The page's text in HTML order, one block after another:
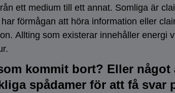
ett medium till ett annat. Somliga är
förmågan att höra information eller
Allting som existerar innehåller energi
kommit bort? Eller något
spådamer för att få svar